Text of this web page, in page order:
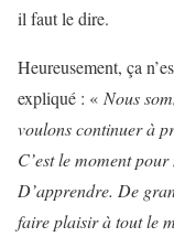
il faut le dire.
Heureusement, ça
expliqué : « Nous
voulons continuer à
C’est le moment
D’apprendre. De
faire plaisir à tout le